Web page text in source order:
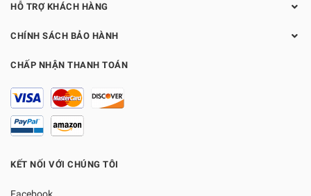
HỖ TRỢ KHÁCH HÀNG
CHÍNH SÁCH BẢO HÀNH
CHẤP NHẬN THANH TOÁN
KẾT NỐI VỚI CHÚNG TÔI